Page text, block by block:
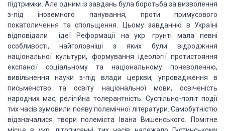
підтримки. Але одним із завдань була боротьба за визволення
з-під іноземного панування, проти примусового
покатоличення та спольщення. Цьому завданню в Україні
відповідали ідеї Реформації на укр. грунті мала певні
особливості, найголовніші з яких були відроджння
національної культури, формування ідеології протистояння
експансії соціальному та національному поневоленню,
вивільнення науки з-під влади церкви, упровадження в
письменство та освіту національної мови, освіченість
народних мас, релігійна толерантність. Суспільно-політ події
тих часів зумовили появу полемічної літератури. Самобутністю
відзначалися твори полеміста Івана Вишенського. Помітне